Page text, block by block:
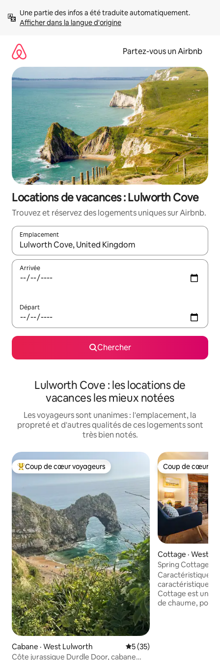
directement
Afficher dans la langue d'origine
Partez-vous un Airbnb
Locations de vacances : Lulworth Cove
Trouvez et réservez des logements uniques sur Airbnb.
Emplacement
Quand les résultats sont affichés, parcourez-les en utilisant
Arrivée
Départ
Chercher
Lulworth Cove : les locations de
vacances les mieux notées
Les voyageurs sont unanimes : l'emplacement, la
propreté et d'autres qualités de ces logements sont
très bien notés.
Coup de cœur voyageurs parmi les plus aimés
Coup de cœur voyageurs
Cabane · West Lulworth Note moyenne de 5 sur 5,
5 (35)
Côte jurassique Durdle Door, cabane
Coup de cœur
Coup de cœur
Cottage · West
Spring Cottage –
Caractéristique
caractéristiques
Cottage est une
de chaume,